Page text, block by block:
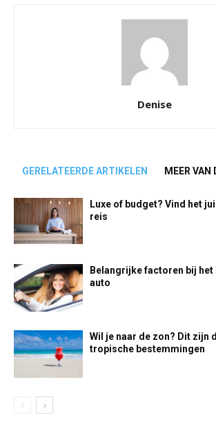
Denise
GERELATEERDE ARTIKELEN MEER VAN
Luxe of budget? Vind het
reis
Belangrijke factoren bij het
auto
Wil je naar de zon? Dit zijn
tropische bestemmingen